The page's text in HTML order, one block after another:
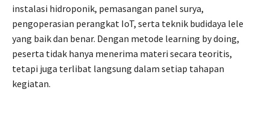
instalasi hidroponik, pemasangan panel surya,
pengoperasian perangkat IoT, serta teknik budidaya lele
yang baik dan benar. Dengan metode learning by doing,
peserta tidak hanya menerima materi secara teoritis,
tetapi juga terlibat langsung dalam setiap tahapan
kegiatan.